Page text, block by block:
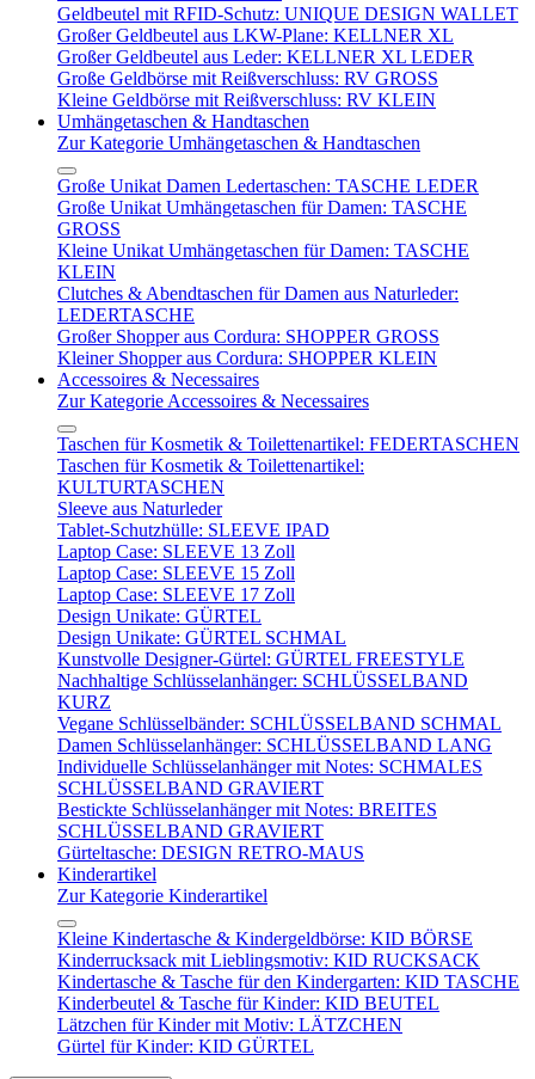
Geldbeutel mit RFID-Schutz: UNIQUE DESIGN WALLET
Großer Geldbeutel aus LKW-Plane: KELLNER XL
Großer Geldbeutel aus Leder: KELLNER XL LEDER
Große Geldbörse mit Reißverschluss: RV GROSS
Kleine Geldbörse mit Reißverschluss: RV KLEIN
Umhängetaschen & Handtaschen
Zur Kategorie Umhängetaschen & Handtaschen
Große Unikat Damen Ledertaschen: TASCHE LEDER
Große Unikat Umhängetaschen für Damen: TASCHE
GROSS
Kleine Unikat Umhängetaschen für Damen: TASCHE
KLEIN
Clutches & Abendtaschen für Damen aus Naturleder:
LEDERTASCHE
Großer Shopper aus Cordura: SHOPPER GROSS
Kleiner Shopper aus Cordura: SHOPPER KLEIN
Accessoires & Necessaires
Zur Kategorie Accessoires & Necessaires
Taschen für Kosmetik & Toilettenartikel: FEDERTASCHEN
Taschen für Kosmetik & Toilettenartikel:
KULTURTASCHEN
Sleeve aus Naturleder
Tablet-Schutzhülle: SLEEVE IPAD
Laptop Case: SLEEVE 13 Zoll
Laptop Case: SLEEVE 15 Zoll
Laptop Case: SLEEVE 17 Zoll
Design Unikate: GÜRTEL
Design Unikate: GÜRTEL SCHMAL
Kunstvolle Designer-Gürtel: GÜRTEL FREESTYLE
Nachhaltige Schlüsselanhänger: SCHLÜSSELBAND
KURZ
Vegane Schlüsselbänder: SCHLÜSSELBAND SCHMAL
Damen Schlüsselanhänger: SCHLÜSSELBAND LANG
Individuelle Schlüsselanhänger mit Notes: SCHMALES
SCHLÜSSELBAND GRAVIERT
Bestickte Schlüsselanhänger mit Notes: BREITES
SCHLÜSSELBAND GRAVIERT
Gürteltasche: DESIGN RETRO-MAUS
Kinderartikel
Zur Kategorie Kinderartikel
Kleine Kindertasche & Kindergeldbörse: KID BÖRSE
Kinderrucksack mit Lieblingsmotiv: KID RUCKSACK
Kindertasche & Tasche für den Kindergarten: KID TASCHE
Kinderbeutel & Tasche für Kinder: KID BEUTEL
Lätzchen für Kinder mit Motiv: LÄTZCHEN
Gürtel für Kinder: KID GÜRTEL